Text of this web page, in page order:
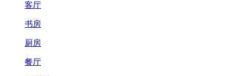
客厅
书房
厨房
餐厅